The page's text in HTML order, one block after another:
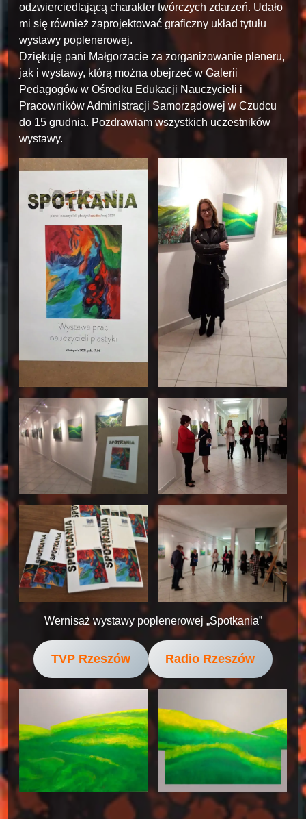
odzwierciedlającą charakter twórczych zdarzeń. Udało
mi się również zaprojektować graficzny układ tytułu
wystawy poplenerowej.
Dziękuję pani Małgorzacie za zorganizowanie pleneru,
jak i wystawy, którą można obejrzeć w Galerii
Pedagogów w Ośrodku Edukacji Nauczycieli i
Pracowników Administracji Samorządowej w Czudcu
do 15 grudnia. Pozdrawiam wszystkich uczestników
wystawy.
Wernisaż wystawy poplenerowej „Spotkania”
TVP Rzeszów Radio Rzeszów